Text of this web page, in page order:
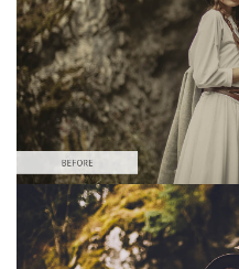
選ん
Free Wedding Preset #22
Honey Moon